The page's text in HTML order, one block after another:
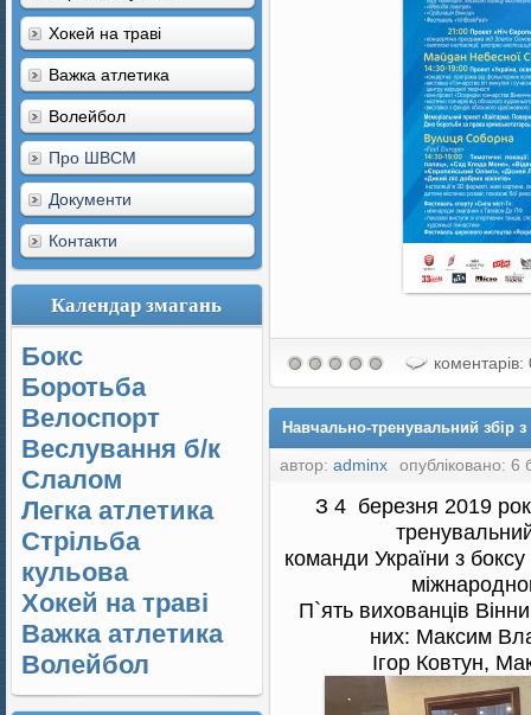
Хокей на траві
Важка атлетика
Волейбол
Про ШВСМ
Документи
Контакти
Календар змагань
Бокс
Боротьба
Велоспорт
Веслування б/к
Cлалом
Легка атлетика
Стрільба
кульова
Хокей на траві
Важка атлетика
Волейбол
коментарів:
Навчально-тренувальний збір
автор: adminx опубліковано: 6
З 4 березня 2019
команди України з боксу
П`ять вихованців
них: Максим
Ігор Ковтун,